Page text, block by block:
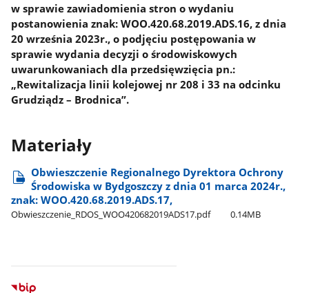
w sprawie zawiadomienia stron o wydaniu
postanowienia znak: WOO.420.68.2019.ADS.16, z dnia
20 września 2023r., o podjęciu postępowania w
sprawie wydania decyzji o środowiskowych
uwarunkowaniach dla przedsięwzięcia pn.:
„Rewitalizacja linii kolejowej nr 208 i 33 na odcinku
Grudziądz – Brodnica”.
Materiały
Obwieszczenie Regionalnego Dyrektora Ochrony
Środowiska w Bydgoszczy z dnia 01 marca 2024r.,
znak: WOO.420.68.2019.ADS.17,
Obwieszczenie​_RDOS​_WOO420682019ADS17.pdf 0.14MB